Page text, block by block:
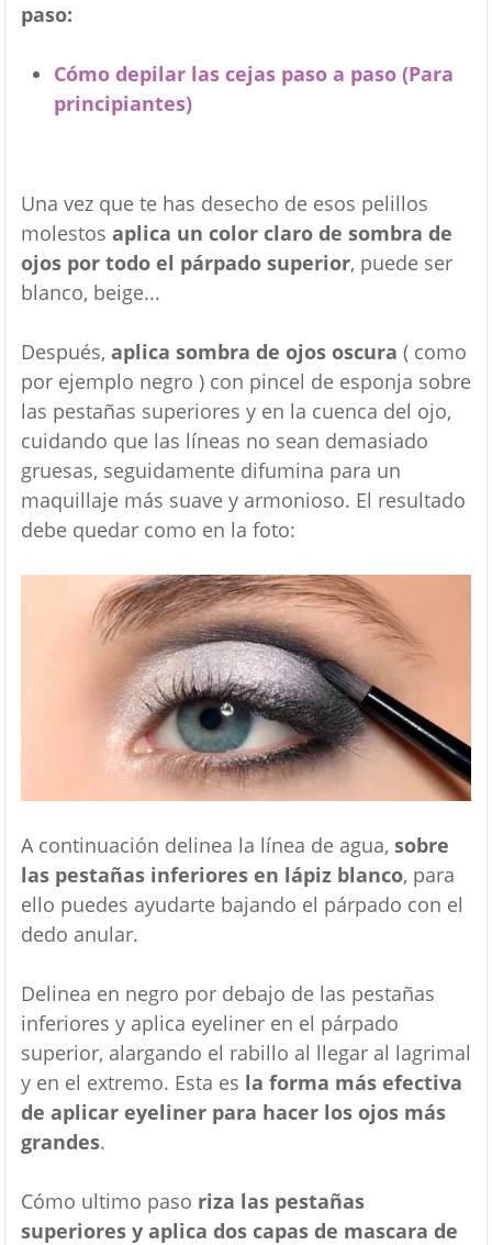
paso:
Cómo depilar las cejas paso a paso (Para
principiantes)
Una vez que te has desecho de esos pelillos
molestos aplica un color claro de sombra de
ojos por todo el párpado superior, puede ser
blanco, beige...
Después, aplica sombra de ojos oscura ( como
por ejemplo negro ) con pincel de esponja sobre
las pestañas superiores y en la cuenca del ojo,
cuidando que las líneas no sean demasiado
gruesas, seguidamente difumina para un
maquillaje más suave y armonioso. El resultado
debe quedar como en la foto:
A continuación delinea la línea de agua, sobre
las pestañas inferiores en lápiz blanco, para
ello puedes ayudarte bajando el párpado con el
dedo anular.
Delinea en negro por debajo de las pestañas
inferiores y aplica eyeliner en el párpado
superior, alargando el rabillo al llegar al lagrimal
y en el extremo. Esta es la forma más efectiva
de aplicar eyeliner para hacer los ojos más
grandes.
Cómo ultimo paso riza las pestañas
superiores y aplica dos capas de mascara de